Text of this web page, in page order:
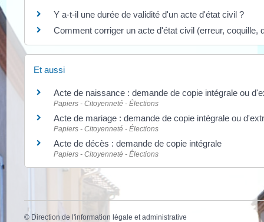
Y a-t-il une durée de validité d'un acte d'état civil ?
Comment corriger un acte d'état civil (erreur, coquille,
Et aussi
Acte de naissance : demande de copie intégrale ou
Papiers - Citoyenneté - Élections
Acte de mariage : demande de copie intégrale ou
Papiers - Citoyenneté - Élections
Acte de décès : demande de copie intégrale
Papiers - Citoyenneté - Élections
© Direction de l'information légale et administrative